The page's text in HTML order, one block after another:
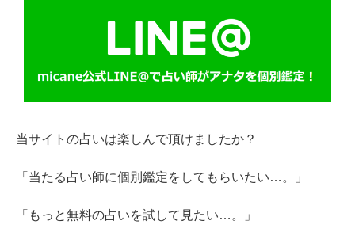
当サイトの占いは楽しんで頂けましたか？
「当たる占い師に個別鑑定をしてもらいたい…。」
「もっと無料の占いを試して見たい…。」